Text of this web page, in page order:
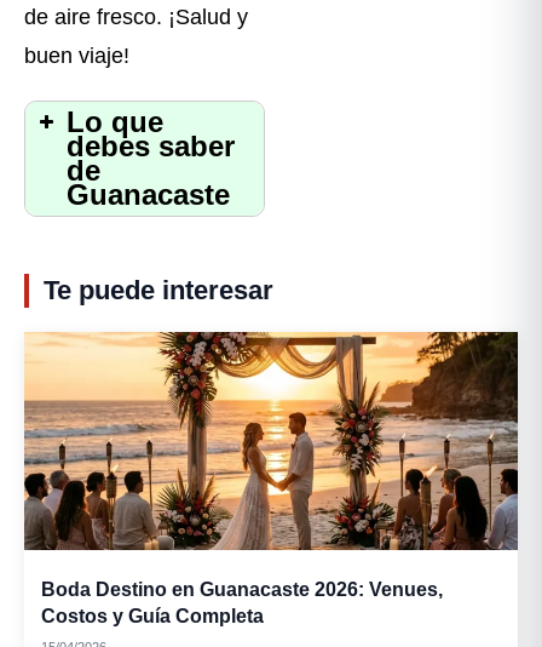
de aire fresco. ¡Salud y
buen viaje!
Lo que
debes saber
de
Guanacaste
Te puede interesar
Boda Destino en Guanacaste 2026: Venues,
Costos y Guía Completa